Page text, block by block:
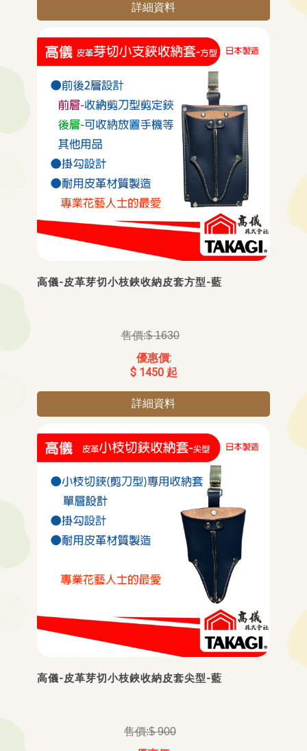
詳細資料
高儀-皮革芽切小枝鋏收納皮套方型-藍
$ 1630
$ 1450 起
詳細資料
高儀-皮革芽切小枝鋏收納皮套尖型-藍
$ 900